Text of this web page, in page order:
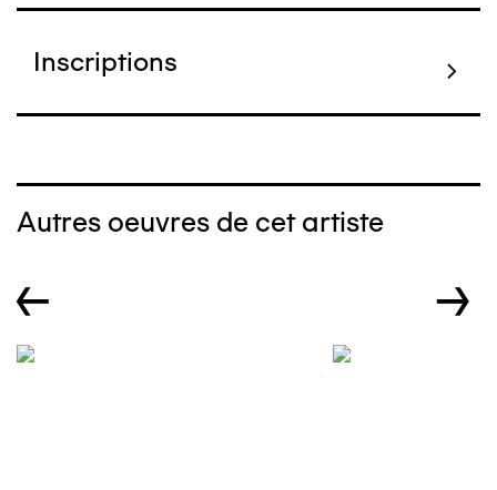
Inscriptions
Autres oeuvres de cet artiste
← →